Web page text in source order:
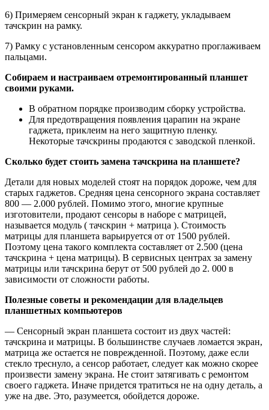
6) Примеряем сенсорный экран к гаджету, укладываем
тачскрин на рамку.
7) Рамку с установленным сенсором аккуратно проглаживаем
пальцами.
Собираем и настраиваем отремонтированный планшет
своими руками.
В обратном порядке производим сборку устройства.
Для предотвращения появления царапин на экране
гаджета, приклеим на него защитную пленку.
Некоторые тачскрины продаются с заводской пленкой.
Сколько будет стоить замена тачскрина на планшете?
Детали для новых моделей стоят на порядок дороже, чем для
старых гаджетов. Средняя цена сенсорного экрана составляет
800 — 2.000 рублей. Помимо этого, многие крупные
изготовители, продают сенсоры в наборе с матрицей,
называется модуль ( тачскрин + матрица ). Стоимость
матрицы для планшета варьируется от от 1500 рублей.
Поэтому цена такого комплекта составляет от 2.500 (цена
тачскрина + цена матрицы). В сервисных центрах за замену
матрицы или тачскрина берут от 500 рублей до 2. 000 в
зависимости от сложности работы.
Полезные советы и рекомендации для владельцев
планшетных компьютеров
— Сенсорный экран планшета состоит из двух частей:
тачскрина и матрицы. В большинстве случаев ломается экран,
матрица же остается не поврежденной. Поэтому, даже если
стекло треснуло, а сенсор работает, следует как можно скорее
произвести замену экрана. Не стоит затягивать с ремонтом
своего гаджета. Иначе придется тратиться не на одну деталь, а
уже на две. Это, разумеется, обойдется дороже.